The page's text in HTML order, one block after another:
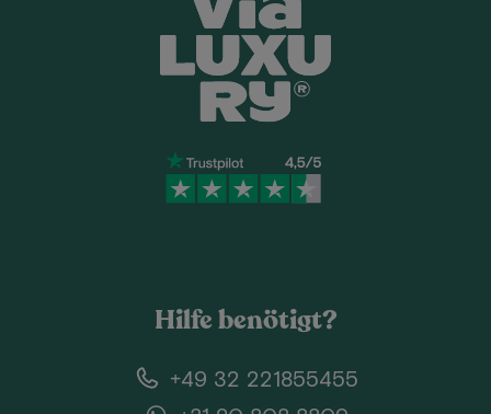
Hilfe benötigt?
+49 32 221855455